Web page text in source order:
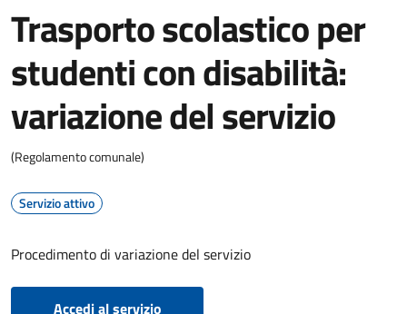
Trasporto scolastico per
studenti con disabilità:
variazione del servizio
(Regolamento comunale)
Servizio attivo
Procedimento di variazione del servizio
Accedi al servizio